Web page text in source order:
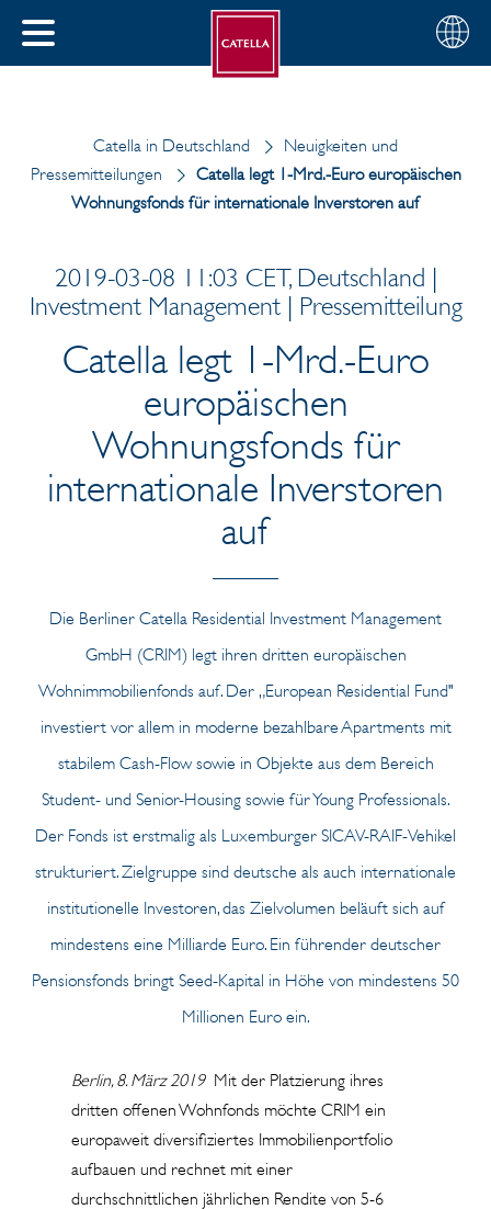
SCHLIESSEN
Wählen
Sie
Deutsch
Catella in Deutschland
Neuigkeiten und
Pressemitteilungen
Catella legt 1-Mrd.-Euro europäischen
Wohnungsfonds für internationale Inverstoren auf
2019-03-08 11:03 CET, Deutschland |
Investment Management | Pressemitteilung
Catella legt 1-Mrd.-Euro
europäischen
Wohnungsfonds für
internationale Inverstoren
auf
Die Berliner Catella Residential Investment Management
GmbH (CRIM) legt ihren dritten europäischen
Wohnimmobilienfonds auf. Der „European Residential Fund"
investiert vor allem in moderne bezahlbare Apartments mit
stabilem Cash-Flow sowie in Objekte aus dem Bereich
Student- und Senior-Housing sowie für Young Professionals.
Der Fonds ist erstmalig als Luxemburger SICAV-RAIF-Vehikel
strukturiert. Zielgruppe sind deutsche als auch internationale
institutionelle Investoren, das Zielvolumen beläuft sich auf
mindestens eine Milliarde Euro. Ein führender deutscher
Pensionsfonds bringt Seed-Kapital in Höhe von mindestens 50
Millionen Euro ein.
Berlin, 8. März 2019Mit der Platzierung ihres
dritten offenen Wohnfonds möchte CRIM ein
europaweit diversifiziertes Immobilienportfolio
aufbauen und rechnet mit einer
durchschnittlichen jährlichen Rendite von 5-6